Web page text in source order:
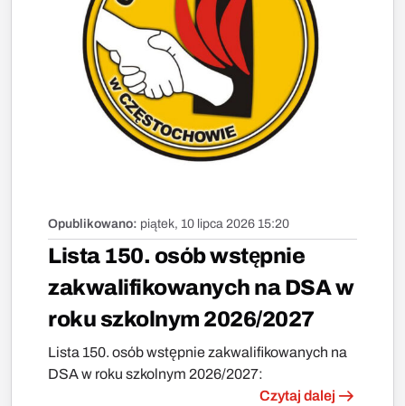
Opublikowano: piątek, 10 lipca 2026 15:20
Lista 150. osób wstępnie
zakwalifikowanych na DSA w
roku szkolnym 2026/2027
Lista 150. osób wstępnie zakwalifikowanych na
DSA w roku szkolnym 2026/2027:
Czytaj dalej